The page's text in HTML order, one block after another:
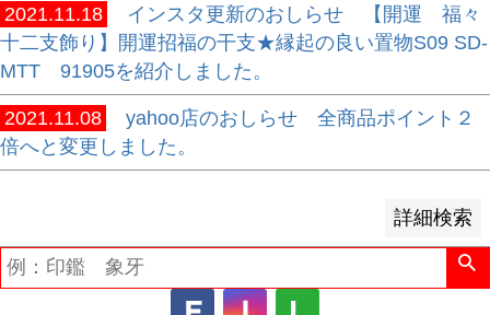
2021.11.18
インスタ更新のおしらせ 【開運 福々
十二支飾り】開運招福の干支★縁起の良い置物S09 SD-
MTT 91905を紹介しました。
2021.11.08
yahoo店のおしらせ 全商品ポイント２
倍へと変更しました。
詳細検索
価格が安い順
価格が高い順
優先度順
レビュー順
キーワードヒット順
検索